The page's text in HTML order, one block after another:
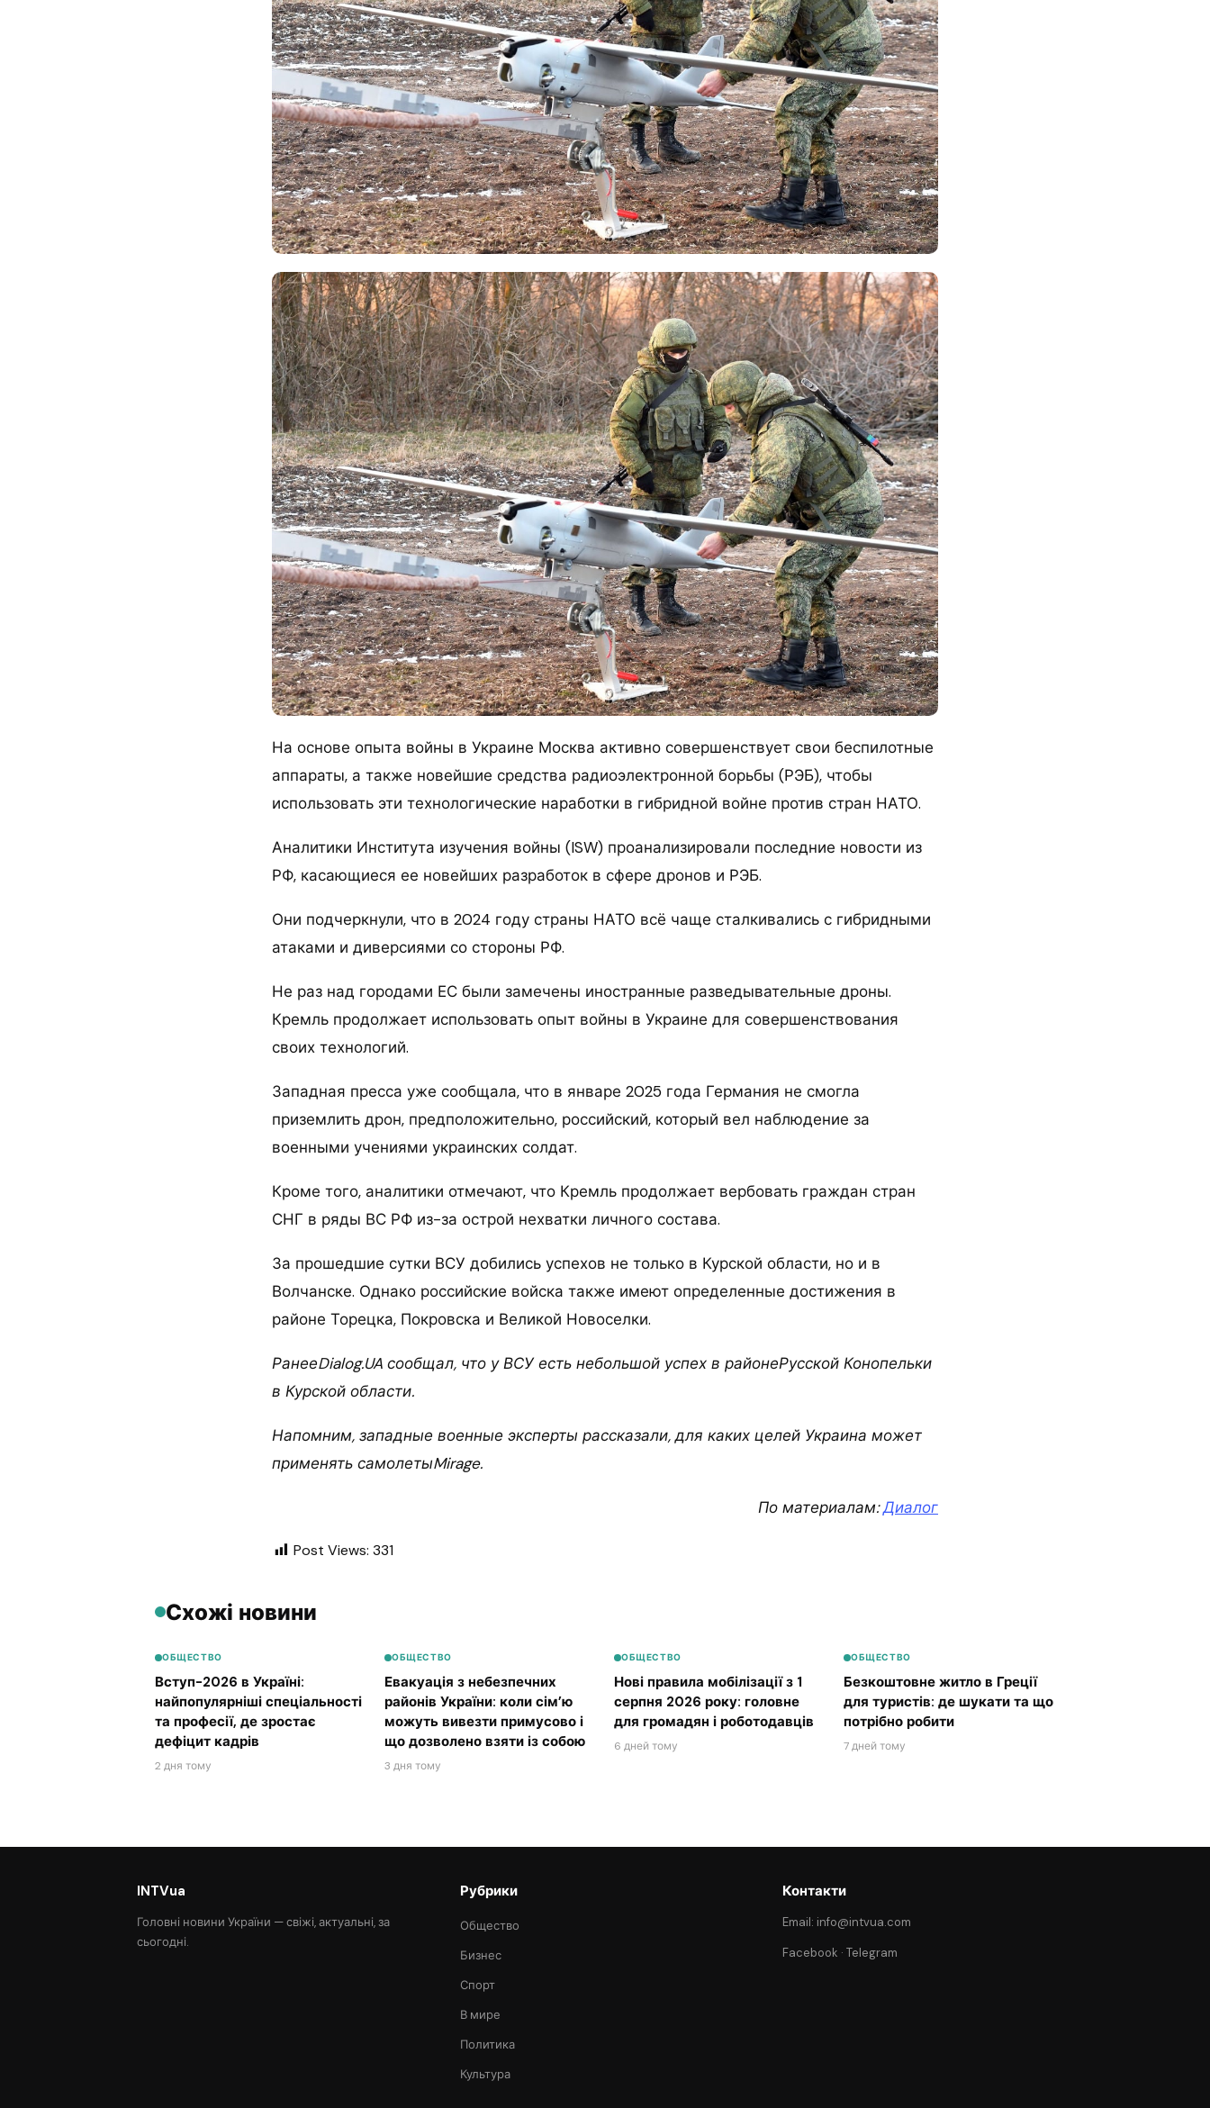
На основе опыта войны в Украине Москва активно совершенствует свои беспилотные
аппараты, а также новейшие средства радиоэлектронной борьбы (РЭБ), чтобы
использовать эти технологические наработки в гибридной войне против стран НАТО.
Аналитики Института изучения войны (ISW) проанализировали последние новости из
РФ, касающиеся ее новейших разработок в сфере дронов и РЭБ.
Они подчеркнули, что в 2024 году страны НАТО всё чаще сталкивались с гибридными
атаками и диверсиями со стороны РФ.
Не раз над городами ЕС были замечены иностранные разведывательные дроны.
Кремль продолжает использовать опыт войны в Украине для совершенствования
своих технологий.
Западная пресса уже сообщала, что в январе 2025 года Германия не смогла
приземлить дрон, предположительно, российский, который вел наблюдение за
военными учениями украинских солдат.
Кроме того, аналитики отмечают, что Кремль продолжает вербовать граждан стран
СНГ в ряды ВС РФ из-за острой нехватки личного состава.
За прошедшие сутки ВСУ добились успехов не только в Курской области, но и в
Волчанске. Однако российские войска также имеют определенные достижения в
районе Торецка, Покровска и Великой Новоселки.
РанееDialog.UA сообщал, что у ВСУ есть небольшой успех в районеРусской Конопельки
в Курской области.
Напомним, западные военные эксперты рассказали, для каких целей Украина может
применять самолетыMirage.
По материалам:Диалог
Post Views: 331
Схожі новини
ОБЩЕСТВО
Вступ-2026 в Україні:
найпопулярніші спеціальності
та професії, де зростає
дефіцит кадрів
2 дня тому
ОБЩЕСТВО
Евакуація з небезпечних
районів України: коли сім’ю
можуть вивезти примусово і
що дозволено взяти із собою
3 дня тому
ОБЩЕСТВО
Нові правила мобілізації з 1
серпня 2026 року: головне
для громадян і роботодавців
6 дней тому
ОБЩЕСТВО
Безкоштовне житло в Греції
для туристів: де шукати та що
потрібно робити
7 дней тому
INTVua
Головні новини України — свіжі, актуальні, за
сьогодні.
Рубрики
Общество
Бизнес
Спорт
В мире
Политика
Культура
Контакти
Email: info@intvua.com
Facebook ·Telegram